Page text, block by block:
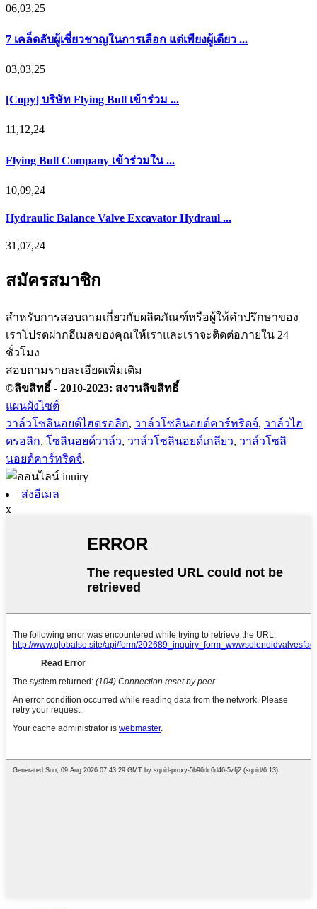
06,03,25
7 เคล็ดลับผู้เชี่ยวชาญในการเลือก แต่เพียงผู้เดียว ...
03,03,25
[Copy] บริษัท Flying Bull เข้าร่วม ...
11,12,24
Flying Bull Company เข้าร่วมใน ...
10,09,24
Hydraulic Balance Valve Excavator Hydraul ...
31,07,24
สมัครสมาชิก
สำหรับการสอบถามเกี่ยวกับผลิตภัณฑ์หรือผู้ให้คำปรึกษาของ
เราโปรดฝากอีเมลของคุณให้เราและเราจะติดต่อภายใน 24
ชั่วโมง
สอบถามรายละเอียดเพิ่มเติม
©ลิขสิทธิ์ - 2010-2023: สงวนลิขสิทธิ์
แผนผังไซต์
วาล์วโซลินอยด์ไฮดรอลิก, วาล์วโซลินอยด์คาร์ทริดจ์, วาล์วไฮ
ดรอลิก, โซลินอยด์วาล์ว, วาล์วโซลินอยด์เกลียว, วาล์วโซลิ
นอยด์คาร์ทริดจ์,
ส่งอีเมล
x